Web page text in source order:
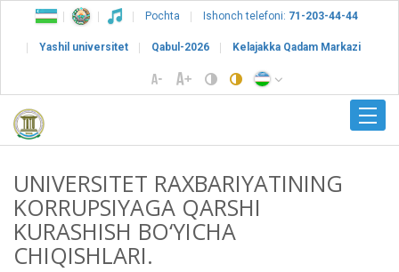
Pochta Ishonch telefoni: 71-203-44-44
Yashil universitet Qabul-2026 Kelajakka Qadam Markazi
UNIVERSITET RAXBARIYATINING
KORRUPSIYAGA QARSHI
KURASHISH BO‘YICHA
CHIQISHLARI.